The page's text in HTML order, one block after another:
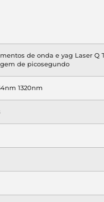
de onda e yag Laser Q
de picosegundo
1320nm